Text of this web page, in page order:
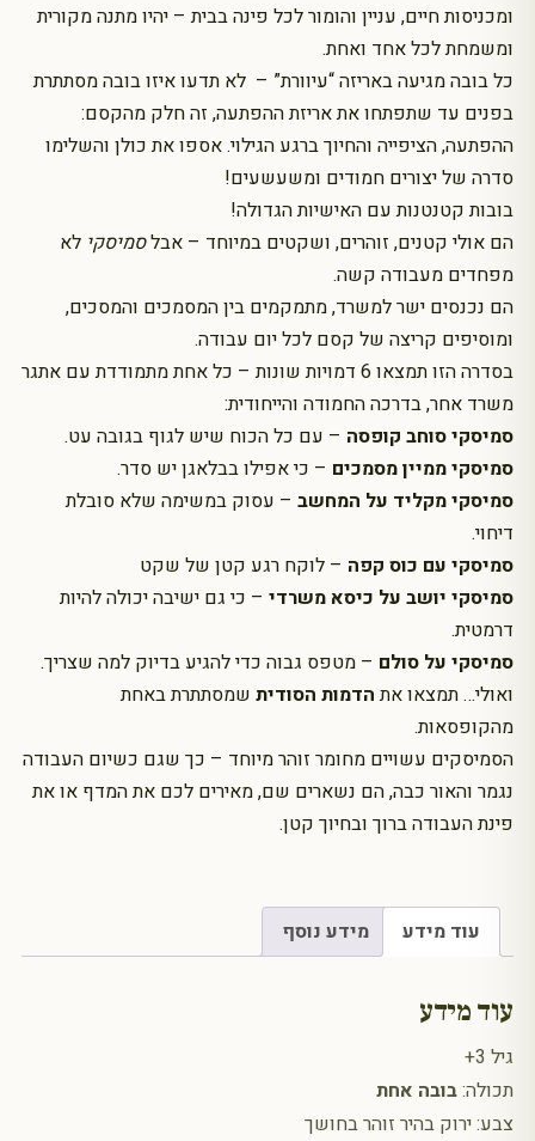
ומכניסות חיים, עניין והומור לכל פינה בבית – יהיו מתנה מקורית
ומשמחת לכל אחד ואחת.
כל בובה מגיעה באריזה “עיוורת” – לא תדעו איזו בובה מסתתרת
בפנים עד שתפתחו את אריזת ההפתעה, זה חלק מהקסם:
ההפתעה, הציפייה והחיוך ברגע הגילוי. אספו את כולן והשלימו
סדרה של יצורים חמודים ומשעשעים!
בובות קטנטנות עם האישיות הגדולה!
הם אולי קטנים, זוהרים, ושקטים במיוחד – אבלסמיסקי לא
מפחדים מעבודה קשה.
הם נכנסים ישר למשרד, מתמקמים בין המסמכים והמסכים,
ומוסיפים קריצה של קסם לכל יום עבודה.
בסדרה הזו תמצאו 6 דמויות שונות – כל אחת מתמודדת עם אתגר
משרד אחר, בדרכה החמודה והייחודית:
סמיסקי סוחב קופסה – עם כל הכוח שיש לגוף בגובה עט.
סמיסקי ממיין מסמכים – כי אפילו בבלאגן יש סדר.
סמיסקי מקליד על המחשב – עסוק במשימה שלא סובלת
דיחוי.
סמיסקי עם כוס קפה – לוקח רגע קטן של שקט
סמיסקי יושב על כיסא משרדי – כי גם ישיבה יכולה להיות
דרמטית.
סמיסקי על סולם – מטפס גבוה כדי להגיע בדיוק למה שצריך.
ואולי… תמצאו אתהדמות הסודית שמסתתרת באחת
מהקופסאות.
הסמיסקים עשויים מחומר זוהר מיוחד – כך שגם כשיום העבודה
נגמר והאור כבה, הם נשארים שם, מאירים לכם את המדף או את
פינת העבודה ברוך ובחיוך קטן.
עוד מידע מידע נוסף
עוד מידע
גיל 3+
תכולה:בובה אחת
צבע: ירוק בהיר זוהר בחושך